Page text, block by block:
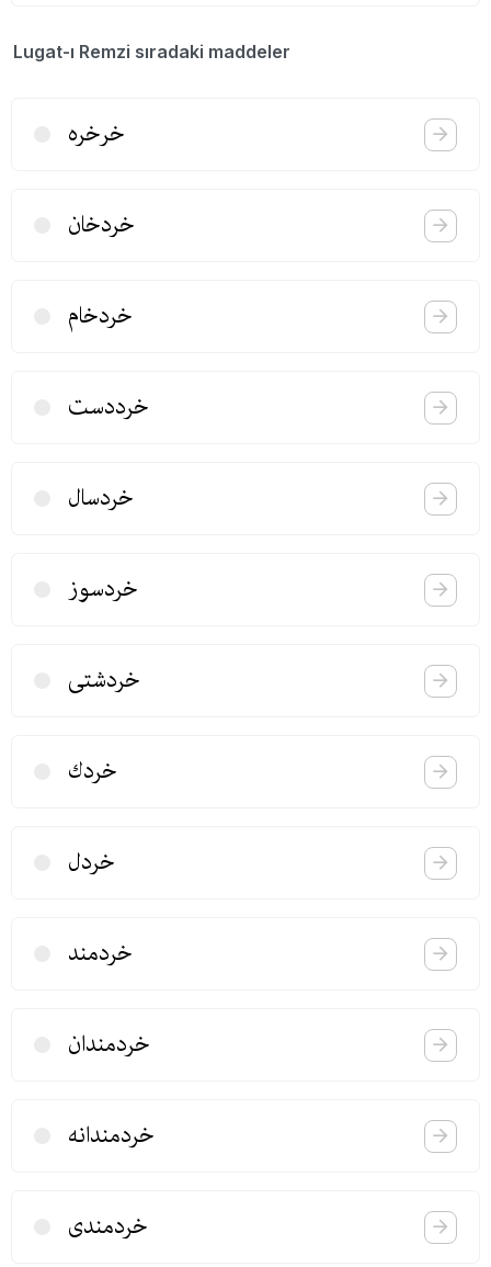
Lugat-ı Remzi sıradaki maddeler
خرخره
خردخان
خردخام
خرددست
خردسال
خردسوز
خردشتی
خردك
خردل
خردمند
خردمندان
خردمندانه
خردمندی